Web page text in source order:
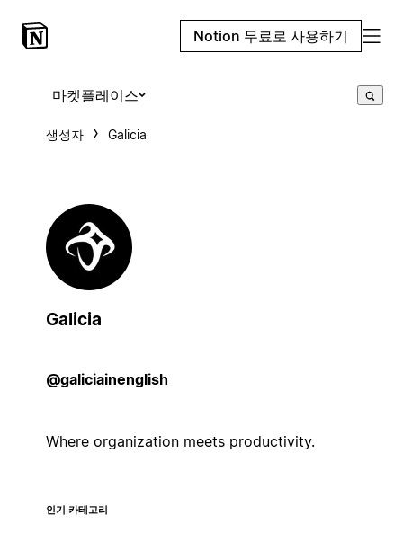
Notion 무료로 사용하기
마켓플레이스
생성자 Galicia
Galicia
@galiciainenglish
Where organization meets productivity.
인기 카테고리